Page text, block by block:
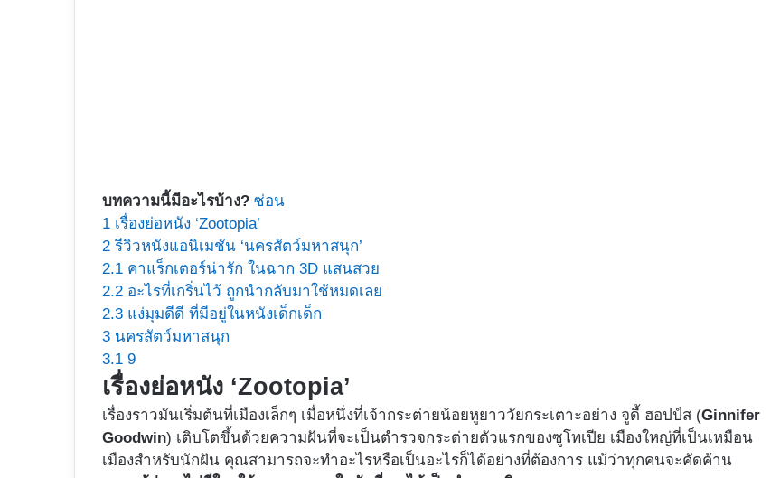
บทความนี้มีอะไรบ้าง? ซ่อน
1 เรื่องย่อหนัง ‘Zootopia’
2 รีวิวหนังแอนิเมชัน ‘นครสัตว์มหาสนุก’
2.1 คาแร็กเตอร์น่ารัก ในฉาก 3D แสนสวย
2.2 อะไรที่เกริ่นไว้ ถูกนำกลับมาใช้หมดเลย
2.3 แง่มุมดีดี ที่มีอยู่ในหนังเด็กเด็ก
3 นครสัตว์มหาสนุก
3.1 9
เรื่องย่อหนัง ‘Zootopia’
เรื่องราวมันเริ่มต้นที่เมืองเล็กๆ เมื่อหนึ่งที่เจ้ากระต่ายน้อยหูยาววัยกระเตาะอย่าง จูดี้ ฮอปป์ส (Ginnifer
Goodwin) เติบโตขึ้นด้วยความฝันที่จะเป็นตำรวจกระต่ายตัวแรกของซูโทเปีย เมืองใหญ่ที่เป็นเหมือน
เมืองสำหรับนักฝัน คุณสามารถจะทำอะไรหรือเป็นอะไรก็ได้อย่างที่ต้องการ แม้ว่าทุกคนจะคัดค้าน